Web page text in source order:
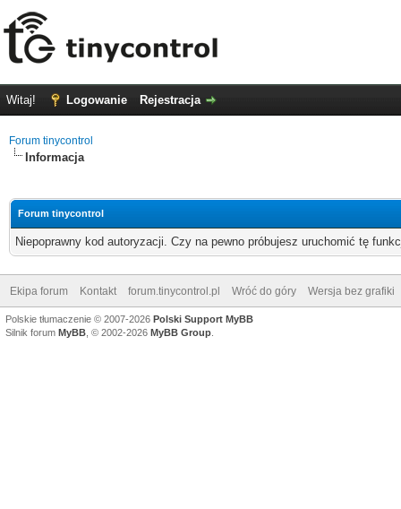
Witaj! Logowanie Rejestracja
Forum tinycontrol
Informacja
Forum tinycontrol
Niepoprawny kod autoryzacji. Czy na pewno próbujesz uruchomić tę
Ekipa forum Kontakt forum.tinycontrol.pl Wróć do góry Wersja bez grafiki
Polskie tłumaczenie © 2007-2026 Polski Support MyBB
Silnik forum MyBB , © 2002-2026 MyBB Group